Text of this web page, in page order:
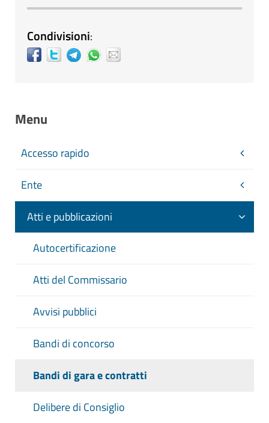
Condivisioni:
Menu
Accesso rapido
Ente
Atti e pubblicazioni
Autocertificazione
Atti del Commissario
Avvisi pubblici
Bandi di concorso
Bandi di gara e contratti
Delibere di Consiglio